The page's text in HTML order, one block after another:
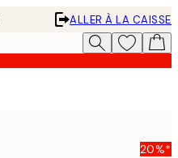
ALLER À LA CAISSE
20%*